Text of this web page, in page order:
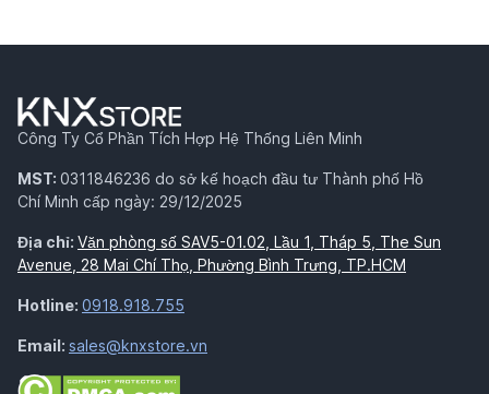
Công Ty Cổ Phần Tích Hợp Hệ Thống Liên Minh
MST: 0311846236 do sở kế hoạch đầu tư Thành phố Hồ
Chí Minh cấp ngày: 29/12/2025
Địa chỉ: Văn phòng số SAV5-01.02, Lầu 1, Tháp 5, The Sun
Avenue, 28 Mai Chí Thọ, Phường Bình Trưng, TP.HCM
Hotline: 0918.918.755
Email: sales@knxstore.vn